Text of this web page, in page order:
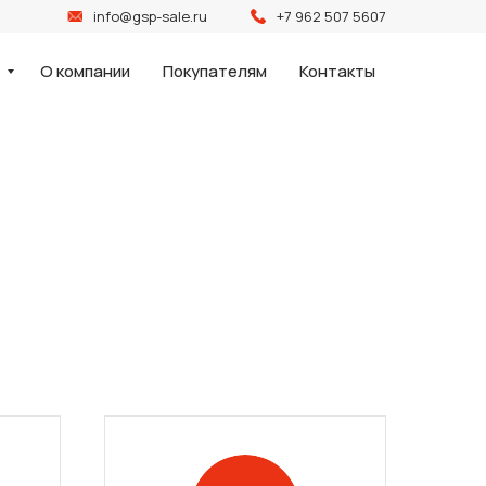
info@gsp-sale.ru +7 962 507 5607
О компании Покупателям Контакты